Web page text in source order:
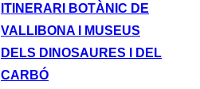
ITINERARI BOTÀNIC DE
VALLIBONA I MUSEUS
DELS DINOSAURES I DEL
CARBÓ